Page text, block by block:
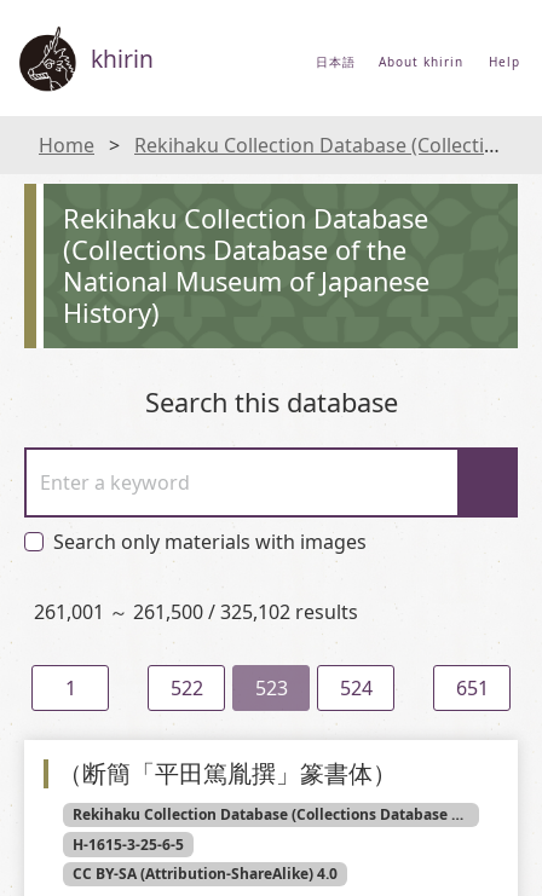
khirin 日本語 About khirin Help
Home Rekihaku Collection Database (Collections Database of the National Museum of Japanese History)
Rekihaku Collection Database
(Collections Database of the
National Museum of Japanese
History)
Search this database
Enter a keyword
Search only materials with images
261,001 ～ 261,500 / 325,102 results
1 522 523 524 651
（断簡「平田篤胤撰」篆書体）
Rekihaku Collection Database (Collections Database of the National Museum of Japanese History)
H-1615-3-25-6-5
CC BY-SA (Attribution-ShareAlike) 4.0